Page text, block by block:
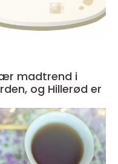
madtrend i
og Hillerød er